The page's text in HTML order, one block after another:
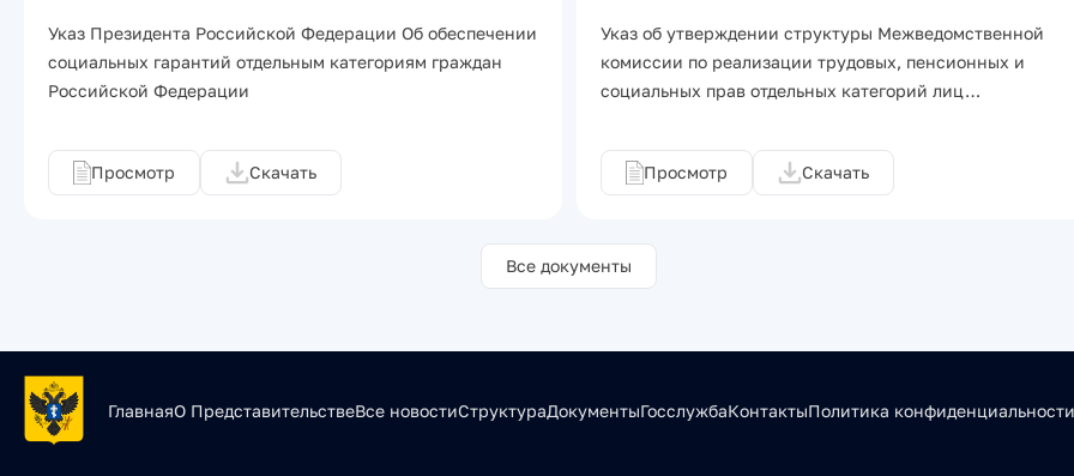
Указ Президента Российской Федерации Об обеспечении
социальных гарантий отдельным категориям граждан
Российской Федерации
Просмотр Скачать
Указ об утверждении структуры Межведомственной
комиссии по реализации трудовых, пенсионных и
социальных прав отдельных категорий лиц…
Просмотр Скачать
Все документы
ГлавнаяО ПредставительствеВсе новостиСтруктураДокументыГосслужбаКонтактыПолитика конфиденциальности